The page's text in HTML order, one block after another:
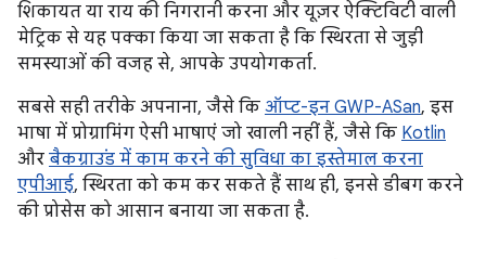
शिकायत या राय की निगरानी करना और यूज़र ऐक्टिविटी वाली
मेट्रिक से यह पक्का किया जा सकता है कि स्थिरता से जुड़ी
समस्याओं की वजह से, आपके उपयोगकर्ता.
सबसे सही तरीके अपनाना, जैसे कि ऑप्ट-इन GWP-ASan, इस
भाषा में प्रोग्रामिंग ऐसी भाषाएं जो खाली नहीं हैं, जैसे कि Kotlin
और बैकग्राउंड में काम करने की सुविधा का इस्तेमाल करना
एपीआई, स्थिरता को कम कर सकते हैं साथ ही, इनसे डीबग करने
की प्रोसेस को आसान बनाया जा सकता है.